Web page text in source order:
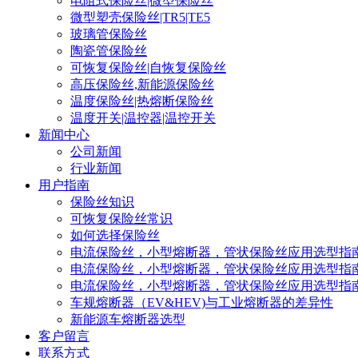
微型塑壳保险丝|TR5|TE5
玻璃管保险丝
陶瓷管保险丝
可恢复保险丝|自恢复保险丝
高压保险丝,新能源保险丝
温度保险丝|热熔断保险丝
温度开关|温控器|温控开关
新闻中心
公司新闻
行业新闻
用户指南
保险丝知识
可恢复保险丝常识
如何选择保险丝
电流保险丝，小型熔断器，管状保险丝应用选型指
电流保险丝，小型熔断器，管状保险丝应用选型指
电流保险丝，小型熔断器，管状保险丝应用选型指
车规熔断器（EV&HEV)与工业熔断器的差异性
新能源车熔断器选型
客户留言
联系方式